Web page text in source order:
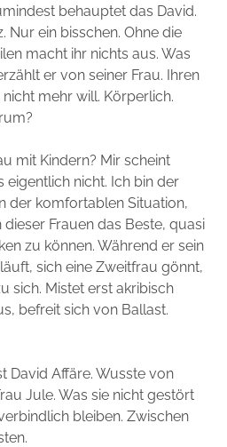
behauptet das David.
Nur ein bisschen. Ohne die
macht ihr nichts aus. Was
er von seiner Frau. Ihren
nicht mehr will. Körperlich.
mit Kindern? Mir scheint
eigentlich nicht. Ich bin der
der komfortablen Situation,
Frauen das Beste, quasi
zu können. Während er sein
sich eine Zweitfrau gönnt,
sich. Mistet erst akribisch
befreit sich von Ballast.
David Affäre. Wusste von
Jule. Was sie nicht gestört
bleiben. Zwischen